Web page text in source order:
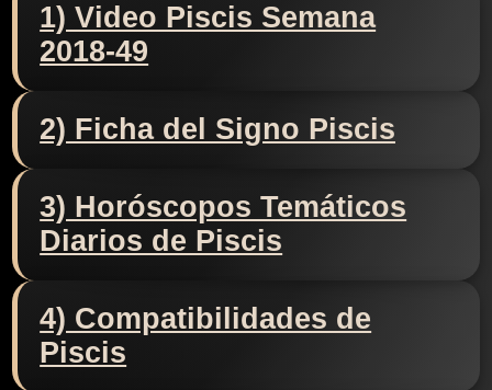
1) Video Piscis Semana
2018-49
2) Ficha del Signo Piscis
3) Horóscopos Temáticos
Diarios de Piscis
4) Compatibilidades de
Piscis